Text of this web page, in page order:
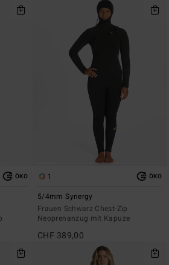
ÖKO 1 ÖKO
5/4mm Synergy
Frauen Schwarz Chest-Zip
Neoprenanzug mit Kapuze
CHF 389,00